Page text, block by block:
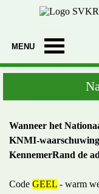
Ga naar de inhoud
Wanneer het
KennemerRand de
Code GEEL - warm